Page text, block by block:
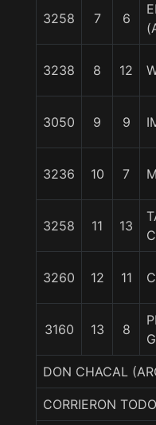
3258 7 6
3238 8 12
3050 9 9
3236 10 7
3258 11 13
3260 12 11
3160 13 8
DON CHACAL
CORRIERON